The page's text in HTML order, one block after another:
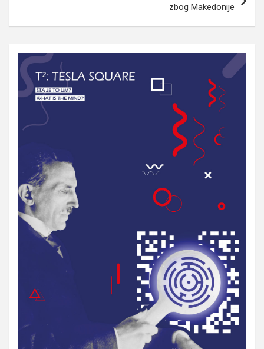
zbog Makedonije